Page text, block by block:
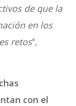
de que la
en los
retos“,
con el